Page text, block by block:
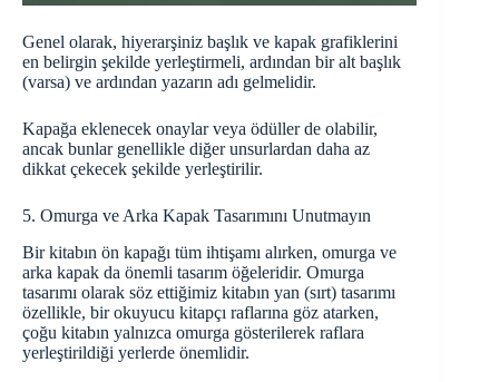
Genel olarak, hiyerarşiniz başlık ve kapak grafiklerini
en belirgin şekilde yerleştirmeli, ardından bir alt başlık
(varsa) ve ardından yazarın adı gelmelidir.
Kapağa eklenecek onaylar veya ödüller de olabilir,
ancak bunlar genellikle diğer unsurlardan daha az
dikkat çekecek şekilde yerleştirilir.
5. Omurga ve Arka Kapak Tasarımını Unutmayın
Bir kitabın ön kapağı tüm ihtişamı alırken, omurga ve
arka kapak da önemli tasarım öğeleridir. Omurga
tasarımı olarak söz ettiğimiz kitabın yan (sırt) tasarımı
özellikle, bir okuyucu kitapçı raflarına göz atarken,
çoğu kitabın yalnızca omurga gösterilerek raflara
yerleştirildiği yerlerde önemlidir.